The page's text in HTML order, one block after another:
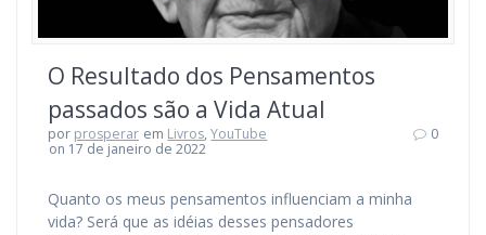
O Resultado dos Pensamentos
passados são a Vida Atual
por prosperar em Livros,YouTube
on 17 de janeiro de 2022
0
Quanto os meus pensamentos influenciam a minha
vida? Será que as idéias desses pensadores